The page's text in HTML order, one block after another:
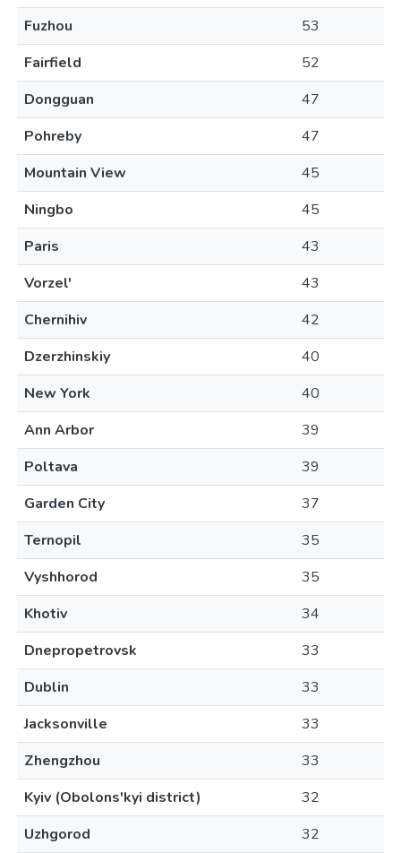
Fuzhou
53
Fairfield
52
Dongguan
47
Pohreby
47
Mountain View
45
Ningbo
45
Paris
43
Vorzel'
43
Chernihiv
42
Dzerzhinskiy
40
New York
40
Ann Arbor
39
Poltava
39
Garden City
37
Ternopil
35
Vyshhorod
35
Khotiv
34
Dnepropetrovsk
33
Dublin
33
Jacksonville
33
Zhengzhou
33
Kyiv (Obolons'kyi district)
32
Uzhgorod
32